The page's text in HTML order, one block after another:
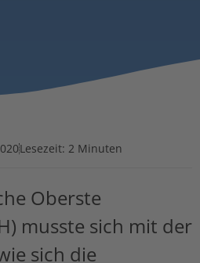
Lesezeit: 2 Minuten
Oberste
musste sich mit der
sich die